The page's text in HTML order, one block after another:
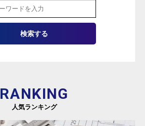
RANKING
人気ランキング